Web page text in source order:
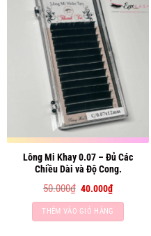
Lông Mi Khay 0.07 – Đủ Các
Chiều Dài và Độ Cong.
50.000₫ Giá
là:
50.000₫.
40.000₫Giá
hiện
tại
là:
40.000₫.
THÊM VÀO GIỎ HÀNG